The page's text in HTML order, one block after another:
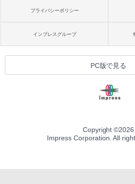
プライバシーポリシー
インプレスグループ
PC版で見る
Copyright ©2026
Impress Corporation. All